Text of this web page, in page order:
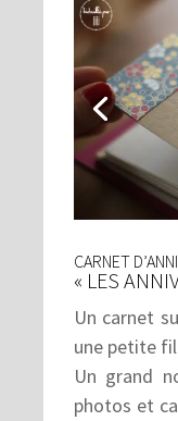
CARNET
« LES
Un carnet
une petite
Un grand
photos et